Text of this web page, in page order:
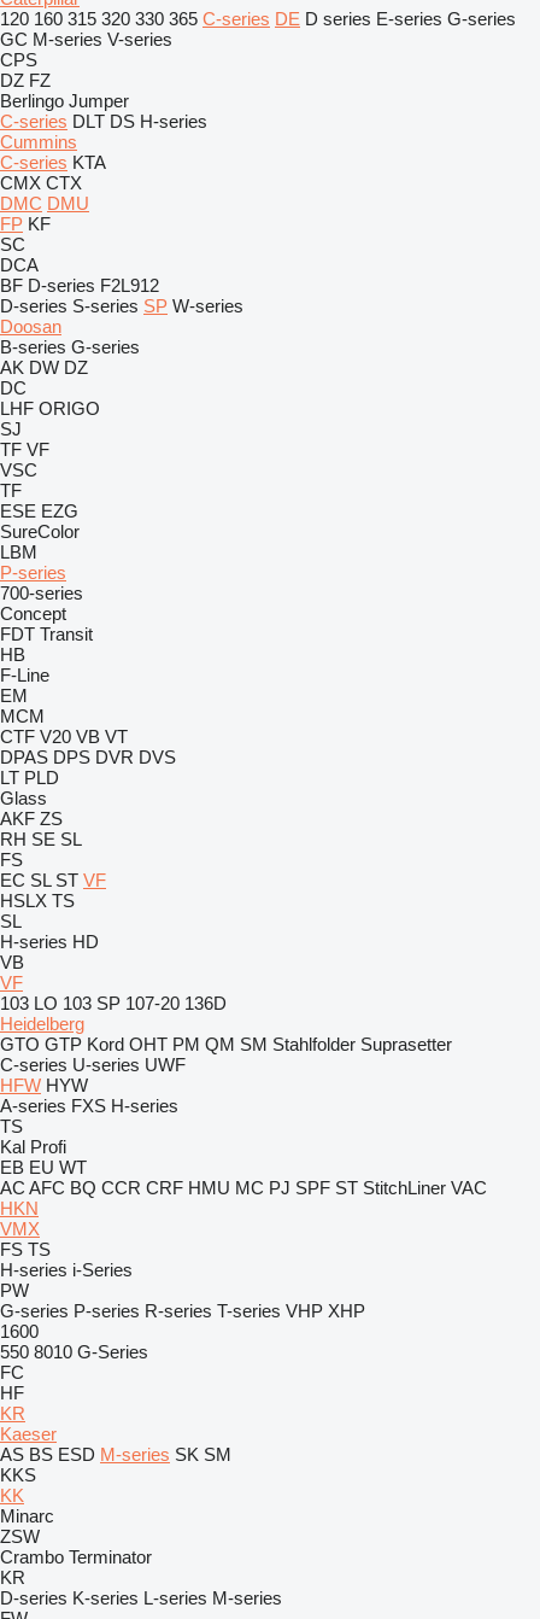
120 160 315 320 330 365 C-series DE D series E-series G-series
GC M-series V-series
CPS
DZ FZ
Berlingo Jumper
C-series DLT DS H-series
Cummins
C-series KTA
CMX CTX
DMC DMU
FP KF
SC
DCA
BF D-series F2L912
D-series S-series SP W-series
Doosan
B-series G-series
AK DW DZ
DC
LHF ORIGO
SJ
TF VF
VSC
TF
ESE EZG
SureColor
LBM
P-series
700-series
Concept
FDT Transit
HB
F-Line
EM
MCM
CTF V20 VB VT
DPAS DPS DVR DVS
LT PLD
Glass
AKF ZS
RH SE SL
FS
EC SL ST VF
HSLX TS
SL
H-series HD
VB
VF
103 LO 103 SP 107-20 136D
Heidelberg
GTO GTP Kord OHT PM QM SM Stahlfolder Suprasetter
C-series U-series UWF
HFW HYW
A-series FXS H-series
TS
Kal Profi
EB EU WT
AC AFC BQ CCR CRF HMU MC PJ SPF ST StitchLiner VAC
HKN
VMX
FS TS
H-series i-Series
PW
G-series P-series R-series T-series VHP XHP
1600
550 8010 G-Series
FC
HF
KR
Kaeser
AS BS ESD M-series SK SM
KKS
KK
Minarc
ZSW
Crambo Terminator
KR
D-series K-series L-series M-series